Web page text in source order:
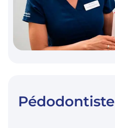
Pédodontiste